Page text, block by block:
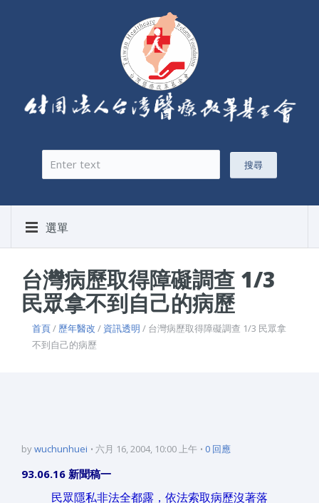
搜尋表單
搜尋
選單
台灣病歷取得障礙調查 1/3
民眾拿不到自己的病歷
首頁/ 歷年醫改 / 資訊透明 / 台灣病歷取得障礙調查 1/3 民眾拿
不到自己的病歷
bywuchunhuei 六月 16, 2004, 10:00 上午 0 回應
93.06.16 新聞稿一
民眾隱私非法全都露，依法索取病歷沒著落